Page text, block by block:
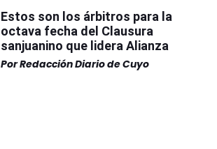
Estos son los árbitros para la
octava fecha del Clausura
sanjuanino que lidera Alianza
PorRedacción Diario de Cuyo